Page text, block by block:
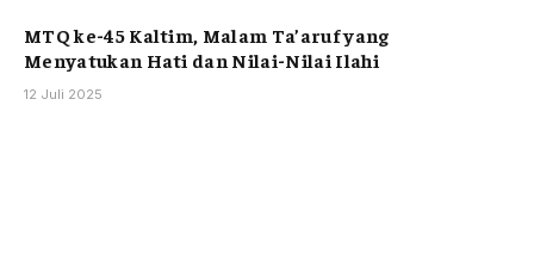
MTQ ke-45 Kaltim, Malam Ta’aruf yang
Menyatukan Hati dan Nilai-Nilai Ilahi
12 Juli 2025